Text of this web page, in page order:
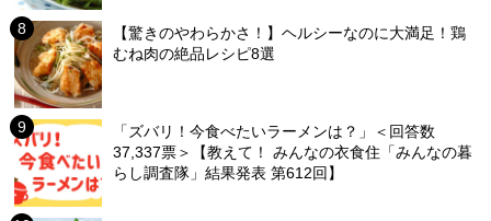
【驚きのやわらかさ！】ヘルシーなのに大満足！鶏
むね肉の絶品レシピ8選
「ズバリ！今食べたいラーメンは？」＜回答数
37,337票＞【教えて！ みんなの衣食住「みんなの暮
らし調査隊」結果発表 第612回】